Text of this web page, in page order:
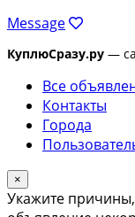
Message
КуплюСразу.ру —
Все
Контакты
Города
×
Укажите